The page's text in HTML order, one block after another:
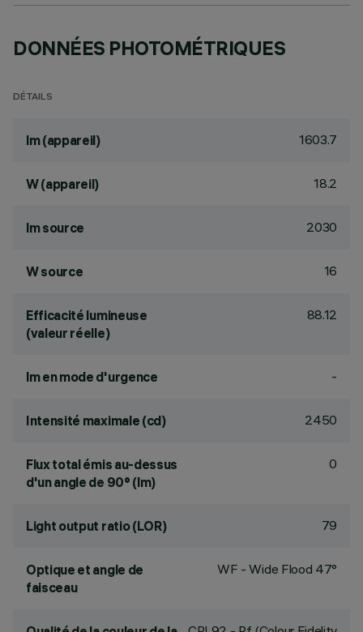
DONNÉES PHOTOMÉTRIQUES
DÉTAILS
lm (appareil) 1603.7
W (appareil) 18.2
lm source 2030
W source 16
Efficacité lumineuse
(valeur réelle)
88.12
lm en mode d'urgence -
Intensité maximale (cd) 2450
Flux total émis au-dessus
d'un angle de 90° (lm)
0
Light output ratio (LOR) 79
Optique et angle de
faisceau
WF - Wide Flood 47°